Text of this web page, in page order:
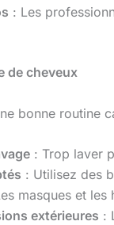
: Les
de cheveux
bonne routine
: Trop laver
: Utilisez des
masques et
extérieures :